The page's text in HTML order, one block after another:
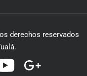
derechos reservados